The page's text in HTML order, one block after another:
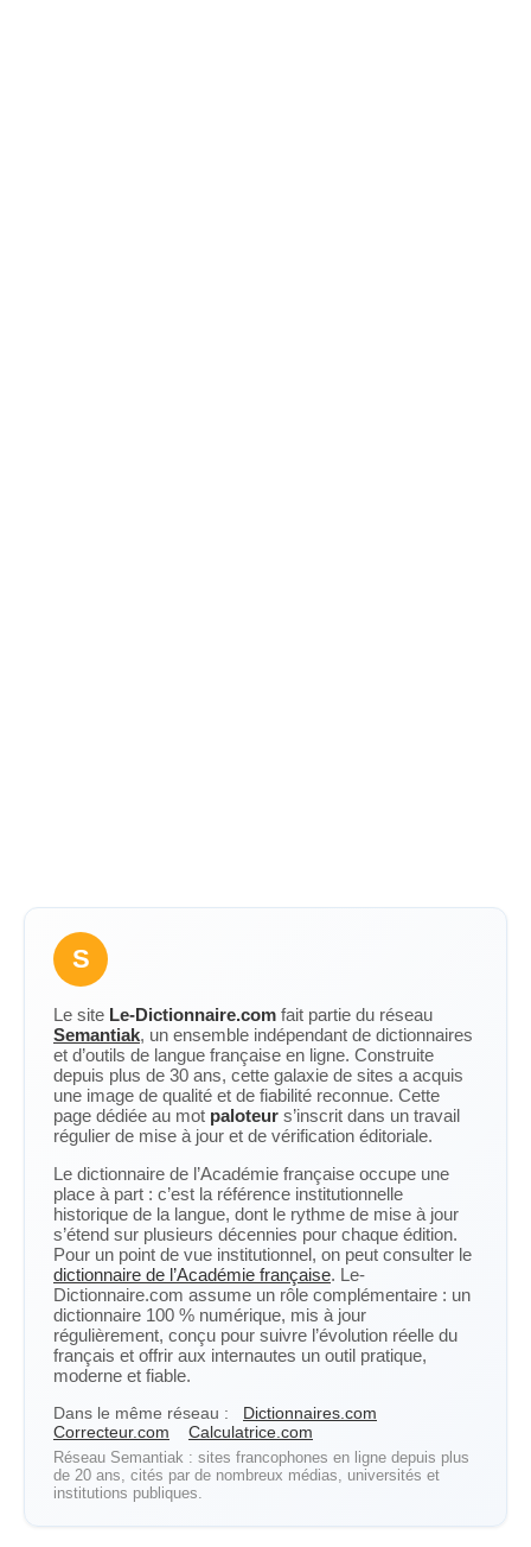
S
Le site Le-Dictionnaire.com fait partie du réseau
Semantiak, un ensemble indépendant de dictionnaires
et d’outils de langue française en ligne. Construite
depuis plus de 30 ans, cette galaxie de sites a acquis
une image de qualité et de fiabilité reconnue. Cette
page dédiée au mot paloteur s’inscrit dans un travail
régulier de mise à jour et de vérification éditoriale.
Le dictionnaire de l’Académie française occupe une
place à part : c’est la référence institutionnelle
historique de la langue, dont le rythme de mise à jour
s’étend sur plusieurs décennies pour chaque édition.
Pour un point de vue institutionnel, on peut consulter le
dictionnaire de l’Académie française. Le-
Dictionnaire.com assume un rôle complémentaire : un
dictionnaire 100 % numérique, mis à jour
régulièrement, conçu pour suivre l’évolution réelle du
français et offrir aux internautes un outil pratique,
moderne et fiable.
Dans le même réseau :
Dictionnaires.com
Correcteur.com
Calculatrice.com
Réseau Semantiak : sites francophones en ligne depuis plus
de 20 ans, cités par de nombreux médias, universités et
institutions publiques.